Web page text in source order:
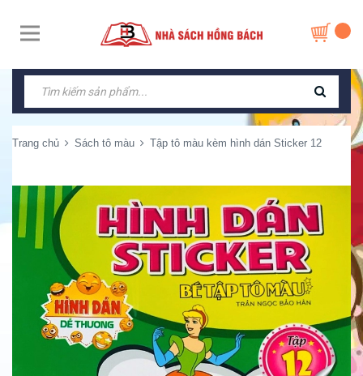
Trang chủ Sách tô màu Tập tô màu kèm hình dán Sticker 12